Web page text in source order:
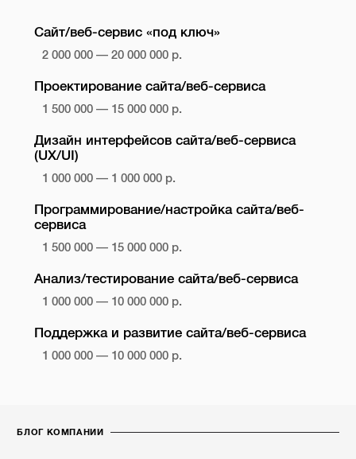
Сайт/веб-сервис «под ключ»
2 000 000 — 20 000 000 р.
Проектирование сайта/веб-сервиса
1 500 000 — 15 000 000 р.
Дизайн интерфейсов сайта/веб-сервиса
(UX/UI)
1 000 000 — 1 000 000 р.
Программирование/настройка сайта/веб-
сервиса
1 500 000 — 15 000 000 р.
Анализ/тестирование сайта/веб-сервиса
1 000 000 — 10 000 000 р.
Поддержка и развитие сайта/веб-сервиса
1 000 000 — 10 000 000 р.
БЛОГ КОМПАНИИ